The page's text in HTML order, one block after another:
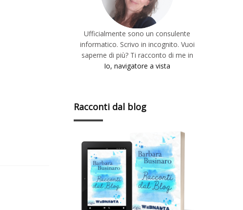
Ufficialmente sono un consulente
informatico. Scrivo in incognito. Vuoi
saperne di più? Ti racconto di me in
Io, navigatore a vista
Racconti dal blog